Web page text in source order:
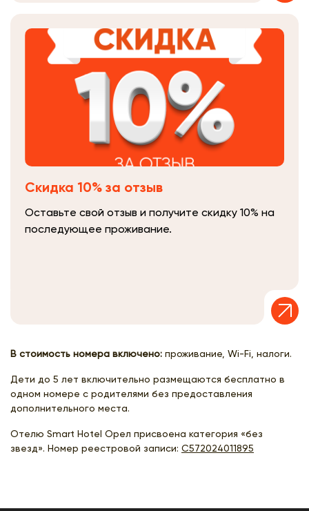
Скидка 10% за отзыв
Оставьте свой отзыв и получите скидку 10% на
последующее проживание.
В стоимость номера включено: проживание, Wi-Fi, налоги.
Дети до 5 лет включительно размещаются бесплатно в
одном номере с родителями без предоставления
дополнительного места.
Отелю Smart Hotel Орел присвоена категория «без
звезд». Номер реестровой записи: С572024011895